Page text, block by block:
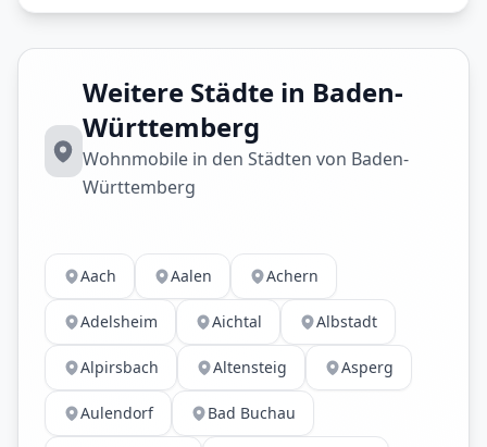
Weitere Städte in Baden-
Württemberg
Wohnmobile in den Städten von Baden-
Württemberg
Aach Aalen Achern
Adelsheim Aichtal Albstadt
Alpirsbach Altensteig Asperg
Aulendorf Bad Buchau